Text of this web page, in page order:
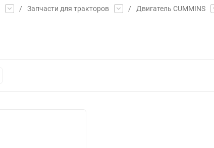
/ Запчасти для тракторов / Двигатель CUMMINS